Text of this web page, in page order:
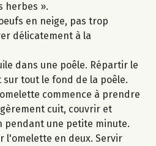
herbes ».
en neige, pas trop
délicatement à la
dans une poêle. Répartir le
tout le fond de la poêle.
commence à prendre
cuit, couvrir et
pendant une petite minute.
l'omelette en deux. Servir